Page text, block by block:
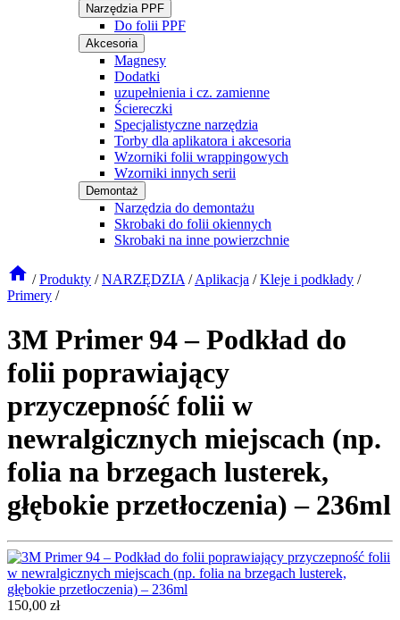
Narzędzia PPF
Do folii PPF
Akcesoria
Magnesy
Dodatki
uzupełnienia i cz. zamienne
Ściereczki
Specjalistyczne narzędzia
Torby dla aplikatora i akcesoria
Wzorniki folii wrappingowych
Wzorniki innych serii
Demontaż
Narzędzia do demontażu
Skrobaki do folii okiennych
Skrobaki na inne powierzchnie
/ Produkty / NARZĘDZIA / Aplikacja / Kleje i podkłady /
Primery /
3M Primer 94 – Podkład do
folii poprawiający
przyczepność folii w
newralgicznych miejscach (np.
folia na brzegach lusterek,
głębokie przetłoczenia) – 236ml
150,00 zł